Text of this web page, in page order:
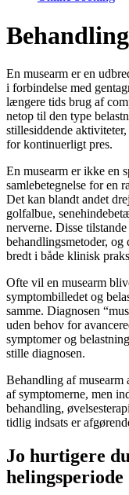
En musearm er en
i forbindelse med
længere tids brug af
netop til den type
stillesiddende
for kontinuerligt pres.
En musearm er ikke en
samlebetegnelse for en
Det kan blandt andet
golfalbue,
nerverne. Disse
behandlingsmetoder, og
bredt i både klinisk
Ofte vil en musearm
symptombilledet og
samme. Diagnosen
uden behov for
symptomer og
stille diagnosen.
Behandling af
af symptomerne, men
behandling,
tidlig indsats er
Jo hurtigere
helingsperiode